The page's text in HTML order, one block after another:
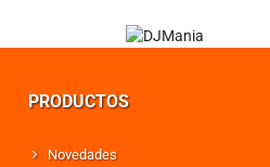
PRODUCTOS
Novedades